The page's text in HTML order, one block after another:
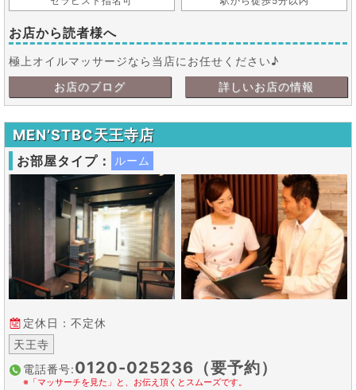
詳しいお店の情報
お店のブログ
お店から読者様へ
極上オイルマッサージなら当店にお任せください♪
MEN’STBC天王寺店
定休日：不定休
天王寺
電話番号:0120-025236（要予約）
※「マッサーチを見た」と、お伝え頂くとスムーズです。
お部屋タイプ： ルーム